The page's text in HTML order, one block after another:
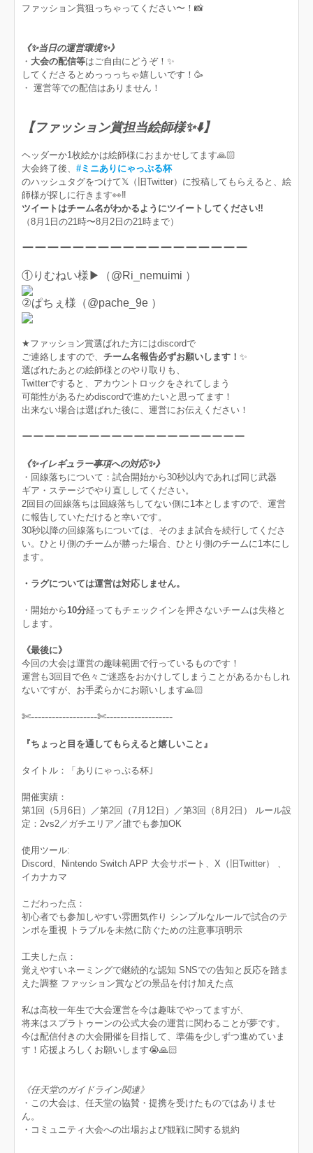
ファッション賞狙っちゃってください〜！📸
《✨当日の運営環境✨》
・ 大会の配信等はご自由にどうぞ！✨
してくださるとめっっっちゃ嬉しいです！🥳
・ 運営等での配信はありません！
【ファッション賞担当絵師様✨⬇️】
ヘッダーか1枚絵かは絵師様におまかせしてます🙏🏻
大会終了後、 #ミニありにゃっぷる杯
のハッシュタグをつけて𝕏（旧Twitter）に投稿してもらえると、絵
師様が探しに行きます👀‼️
ツイートはチーム名がわかるようにツイートしてください‼️
（8月1日の21時〜8月2日の21時まで）
ーーーーーーーーーーーーーーーーーー
①りむねい様▶︎（@Ri_nemuimi ）
②ぱちぇ様（@pache_9e ）
★ファッション賞選ばれた方にはdiscordで
ご連絡しますので、 チーム名報告必ずお願いします！ ✨
選ばれたあとの絵師様とのやり取りも、
Twitterですると、アカウントロックをされてしまう
可能性があるためdiscordで進めたいと思ってます！
出来ない場合は選ばれた後に、運営にお伝えください！
ーーーーーーーーーーーーーーーーーーーー
《✨イレギュラー事項への対応✨》
・回線落ちについて：試合開始から30秒以内であれば同じ武器
ギア・ステージでやり直ししてください。
2回目の回線落ちは回線落ちしてない側に1本としますので、運営
に報告していただけると幸いです。
30秒以降の回線落ちについては、そのまま試合を続行してくださ
い。ひとり側のチームが勝った場合、ひとり側のチームに1本にし
ます。
・ラグについては運営は対応しません。
・開始から 10分経ってもチェックインを押さないチームは失格と
します。
《最後に》
今回の大会は運営の趣味範囲で行っているものです！
運営も3回目で色々ご迷惑をおかけしてしまうことがあるかもしれ
ないですが、お手柔らかにお願いします🙏🏻
✄-------------------✄-------------------
『ちょっと目を通してもらえると嬉しいこと』
タイトル：「ありにゃっぷる杯｣
開催実績：
第1回（5月6日）／第2回（7月12日）／第3回（8月2日） ルール設
定：2vs2／ガチエリア／誰でも参加OK
使用ツール:
Discord、Nintendo Switch APP 大会サポート、X（旧Twitter） 、
イカナカマ
こだわった点：
初心者でも参加しやすい雰囲気作り シンプルなルールで試合のテ
ンポを重視 トラブルを未然に防ぐための注意事項明示
工夫した点：
覚えやすいネーミングで継続的な認知 SNSでの告知と反応を踏ま
えた調整 ファッション賞などの景品を付け加えた点
私は高校一年生で大会運営を今は趣味でやってますが、
将来はスプラトゥーンの公式大会の運営に関わることが夢です。
今は配信付きの大会開催を目指して、準備を少しずつ進めていま
す！応援よろしくお願いします😭🙏🏻
《任天堂のガイドライン関連》
・この大会は、任天堂の協賛・提携を受けたものではありませ
ん。
・コミュニティ大会への出場および観戦に関する規約